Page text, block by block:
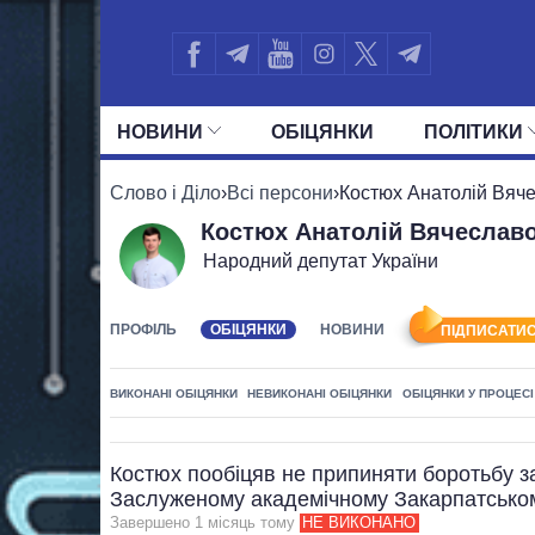
НОВИНИ ОБIЦЯНКИ ПОЛIТИКИ
УСІ ПОЛІТИКИ ПРЕЗИДЕНТ І
Слово і Діло›Всі персони›Костюх Анатолій
Костюх Анатолій
Народний депутат України
ПРОФІЛЬ ОБІЦЯНКИ НОВИНИ
ВИКОНАНІ ОБІЦЯНКИ НЕВИКОНАНІ ОБІЦЯНКИ ОБІЦЯНКИ У ПРОЦЕСІ
Костюх пообіцяв не припиняти боротьбу
Заслуженому академічному
Завершено 1 мiсяць тому НЕ ВИКОНАНО